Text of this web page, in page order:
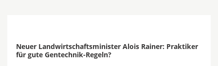
Neuer Landwirtschaftsminister Alois Rainer: Praktiker
für gute Gentechnik-Regeln?